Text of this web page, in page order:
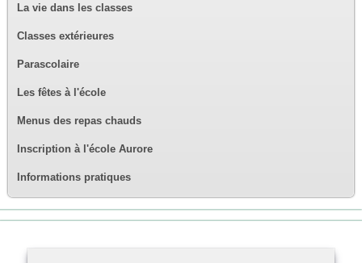
La vie dans les classes
Classes extérieures
Parascolaire
Les fêtes à l'école
Menus des repas chauds
Inscription à l'école Aurore
Informations pratiques